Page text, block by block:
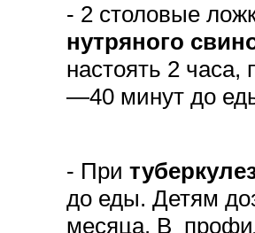
- 2 столовые
нутряного
настоять 2 часа,
—40 минут до
- При
до еды. Детям
месяца. В